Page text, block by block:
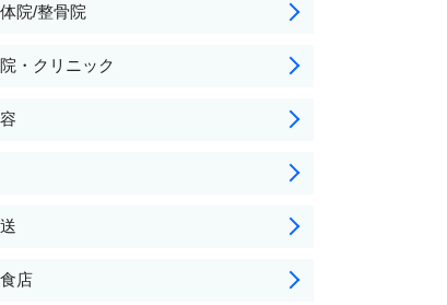
院/整骨院
・クリニック
店